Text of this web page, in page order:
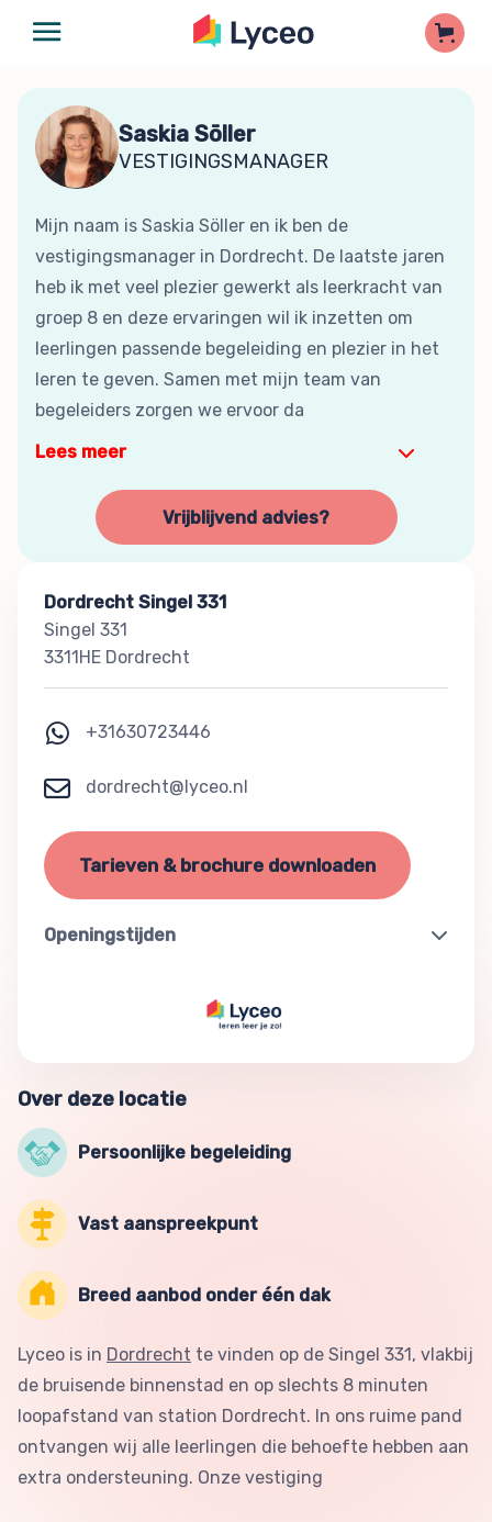
Saskia Söller
VESTIGINGSMANAGER
Mijn naam is Saskia Söller en ik ben de
vestigingsmanager in Dordrecht. De laatste jaren
heb ik met veel plezier gewerkt als leerkracht van
groep 8 en deze ervaringen wil ik inzetten om
leerlingen passende begeleiding en plezier in het
leren te geven. Samen met mijn team van
begeleiders zorgen we ervoor da
Lees meer
Vrijblijvend advies?
Dordrecht Singel 331
Singel 331
3311HE Dordrecht
+31630723446
dordrecht@lyceo.nl
Tarieven & brochure downloaden
Openingstijden
Over deze locatie
Persoonlijke begeleiding
Vast aanspreekpunt
Breed aanbod onder één dak
Lyceo is in Dordrecht te vinden op de Singel 331, vlakbij
de bruisende binnenstad en op slechts 8 minuten
loopafstand van station Dordrecht. In ons ruime pand
ontvangen wij alle leerlingen die behoefte hebben aan
extra ondersteuning. Onze vestiging